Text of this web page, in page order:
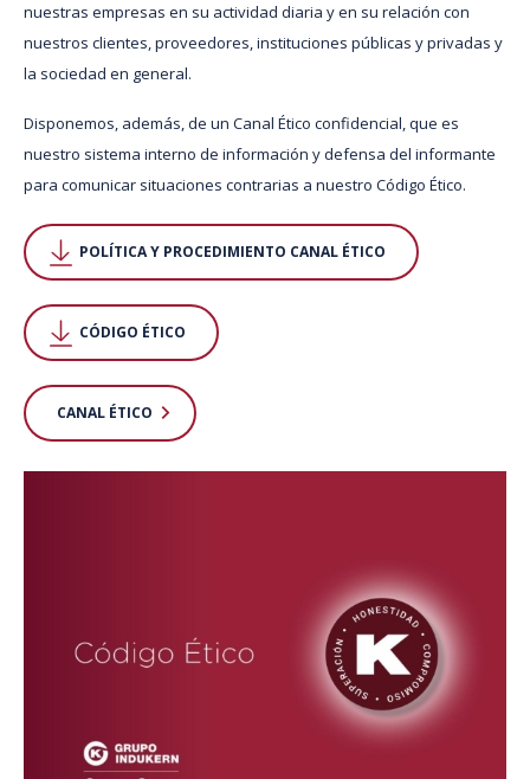
nuestras empresas en su actividad diaria y en su relación con
nuestros clientes, proveedores, instituciones públicas y privadas y
la sociedad en general.
Disponemos, además, de un Canal Ético confidencial, que es
nuestro sistema interno de información y defensa del informante
para comunicar situaciones contrarias a nuestro Código Ético.
POLÍTICA Y PROCEDIMIENTO CANAL ÉTICO
CÓDIGO ÉTICO
CANAL ÉTICO